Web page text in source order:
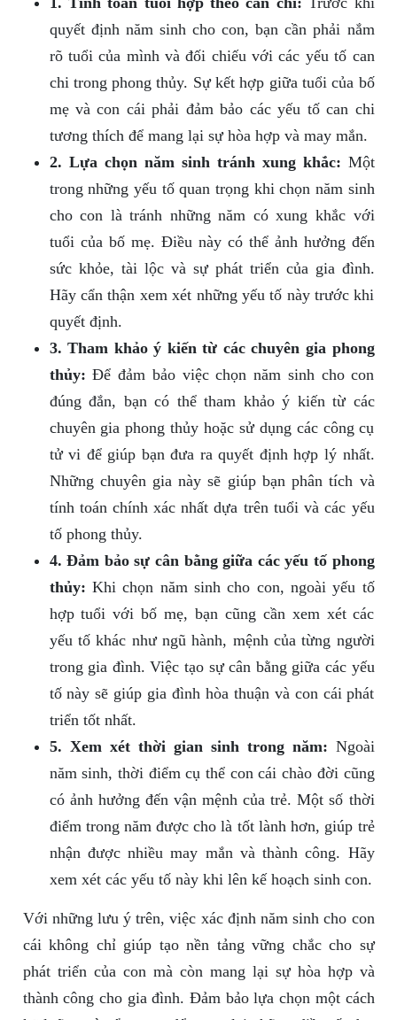
quyết định năm sinh cho con, bạn cần phải nắm
rõ tuổi của mình và đối chiếu với các yếu tố can
chi trong phong thủy. Sự kết hợp giữa tuổi của bố
mẹ và con cái phải đảm bảo các yếu tố can chi
tương thích để mang lại sự hòa hợp và may mắn.
2. Lựa chọn năm sinh tránh xung khắc: Một
trong những yếu tố quan trọng khi chọn năm sinh
cho con là tránh những năm có xung khắc với
tuổi của bố mẹ. Điều này có thể ảnh hưởng đến
sức khỏe, tài lộc và sự phát triển của gia đình.
Hãy cẩn thận xem xét những yếu tố này trước khi
quyết định.
3. Tham khảo ý kiến từ các chuyên gia phong
thủy: Để đảm bảo việc chọn năm sinh cho con
đúng đắn, bạn có thể tham khảo ý kiến từ các
chuyên gia phong thủy hoặc sử dụng các công cụ
tử vi để giúp bạn đưa ra quyết định hợp lý nhất.
Những chuyên gia này sẽ giúp bạn phân tích và
tính toán chính xác nhất dựa trên tuổi và các yếu
tố phong thủy.
4. Đảm bảo sự cân bằng giữa các yếu tố phong
thủy: Khi chọn năm sinh cho con, ngoài yếu tố
hợp tuổi với bố mẹ, bạn cũng cần xem xét các
yếu tố khác như ngũ hành, mệnh của từng người
trong gia đình. Việc tạo sự cân bằng giữa các yếu
tố này sẽ giúp gia đình hòa thuận và con cái phát
triển tốt nhất.
5. Xem xét thời gian sinh trong năm: Ngoài
năm sinh, thời điểm cụ thể con cái chào đời cũng
có ảnh hưởng đến vận mệnh của trẻ. Một số thời
điểm trong năm được cho là tốt lành hơn, giúp trẻ
nhận được nhiều may mắn và thành công. Hãy
xem xét các yếu tố này khi lên kế hoạch sinh con.
Với những lưu ý trên, việc xác định năm sinh cho con
cái không chỉ giúp tạo nền tảng vững chắc cho sự
phát triển của con mà còn mang lại sự hòa hợp và
thành công cho gia đình. Đảm bảo lựa chọn một cách